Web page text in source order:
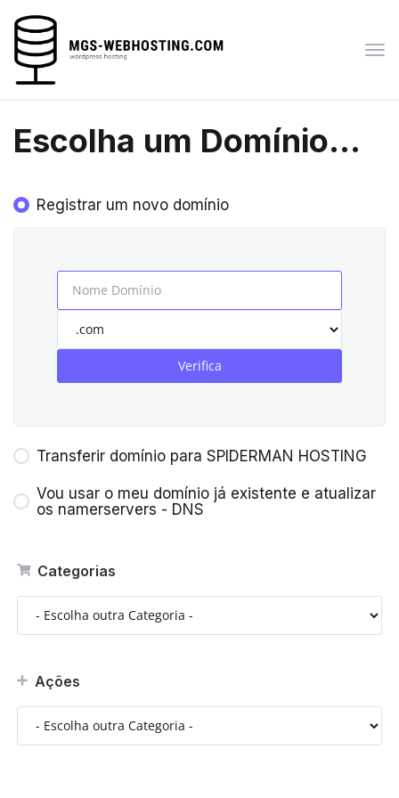
Escolha um Domínio...
Categorias
Ações
Registrar um novo domínio
Verifica
Transferir domínio para SPIDERMAN HOSTING
Vou usar o meu domínio já existente e atualizar
os namerservers - DNS